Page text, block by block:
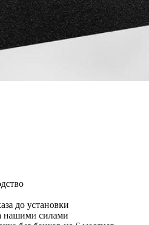
до установки
нашими силами